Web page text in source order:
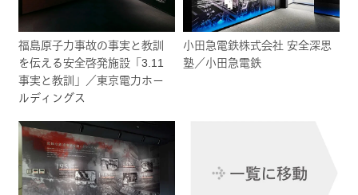
福島原子力事故の事実と教訓
を伝える安全啓発施設「3.11
事実と教訓」／東京電力ホー
ルディングス
小田急電鉄株式会社 安全深思
塾／小田急電鉄